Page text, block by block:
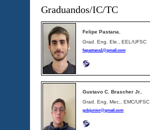
Graduandos/IC/TC
Felipe Pastana
Grad. Eng. Ele., EEL/UFSC
fepastana1@gmail.com
Gustavo C. Brascher Jr.
Grad. Eng. Mec., EMC/UFSC
gcbjunior@gmail.com